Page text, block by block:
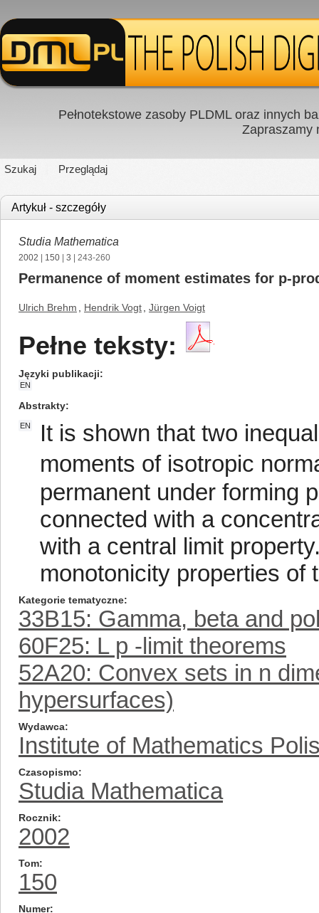
Pełnotekstowe zasoby PLDML oraz innych
Zapraszamy
Szukaj Przeglądaj
Artykuł - szczegóły
Studia Mathematica
2002 150 3 | 243-260
Permanence of moment estimates for p-
Ulrich Brehm Hendrik Vogt Jürgen Voigt
Pełne teksty:
Języki publikacji
EN
Abstrakty
EN
It is shown that two
moments of isotropic
permanent under forming
connected with a
with a central limit
monotonicity properties of
Kategorie tematyczne
33B15: Gamma, beta and
60F25: L p -limit theorems
52A20: Convex sets in n
hypersurfaces)
Wydawca
Institute of Mathematics
Czasopismo
Studia Mathematica
Rocznik
2002
Tom
150
Numer